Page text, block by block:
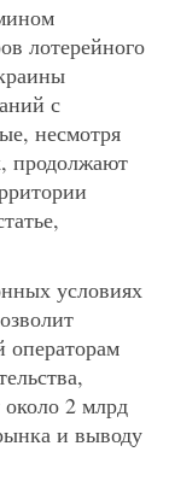
лотерейного
с
несмотря
продолжают
условиях
операторам
около 2 млрд
и выводу